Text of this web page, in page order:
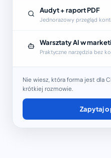
Audyt + raport PDF
Jednorazowy przegląd
Warsztaty AI w
Praktyczne narzędzia bez
Nie wiesz, która forma jest dla
krótkiej rozmowie.
Zapytaj